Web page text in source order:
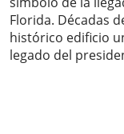
Florida. Décadas
histórico edificio
legado del